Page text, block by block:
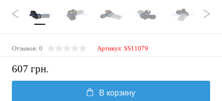
Отзывов: 0 Артикул: SS11079
607 грн.
В корзину